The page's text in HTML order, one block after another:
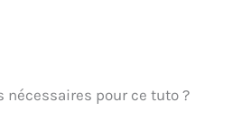
nécessaires pour ce tuto ?